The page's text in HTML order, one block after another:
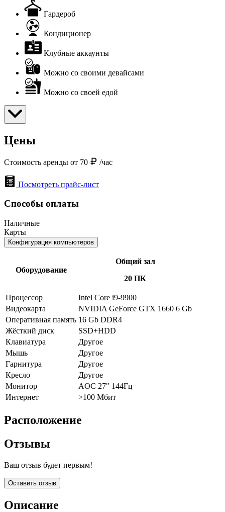
Гардероб
Кондиционер
Клубные аккаунты
Можно со своими девайсами
Можно со своей едой
Цены
Стоимость аренды от 70 /час
Посмотреть прайс-лист
Способы оплаты
Наличные
Карты
Конфигурация компьютеров
Оборудование
Общий зал
20 ПК
Процессор
Intel Core i9-9900
Видеокарта
NVIDIA GeForce GTX 1660 6 Gb
Оперативная память 16 Gb DDR4
Жёсткий диск
SSD+HDD
Клавиатура
Другое
Мышь
Другое
Гарнитура
Другое
Кресло
Другое
Монитор
AOC 27" 144Гц
Интернет
>100 Мбит
Расположение
Отзывы
Ваш отзыв будет первым!
Оставить отзыв
Описание